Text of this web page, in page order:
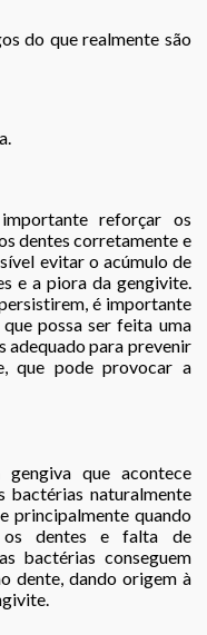
do que realmente são
reforçar os
dentes corretamente e
evitar o acúmulo de
e a piora da gengivite.
é importante
possa ser feita uma
adequado para prevenir
que pode provocar a
que acontece
bactérias naturalmente
principalmente quando
os dentes e falta de
bactérias conseguem
dente, dando origem à